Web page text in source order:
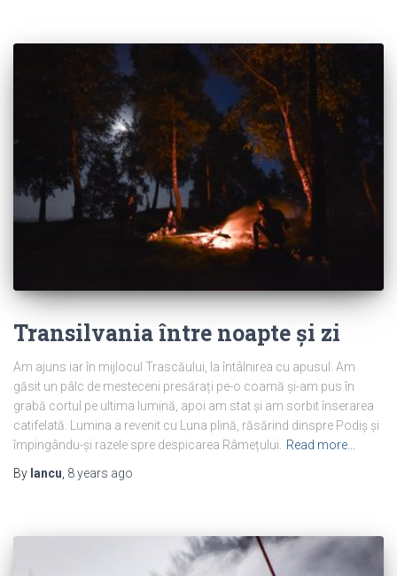
Transilvania între noapte și zi
Am ajuns iar în mijlocul Trascăului, la întâlnirea cu apusul. Am
găsit un pâlc de mesteceni presărați pe-o coamă și-am pus în
grabă cortul pe ultima lumină, apoi am stat și am sorbit înserarea
catifelată. Lumina a revenit cu Luna plină, răsărind dinspre Podiș și
împingându-și razele spre despicarea Râmețului.
Read more…
By Iancu 8 years ago